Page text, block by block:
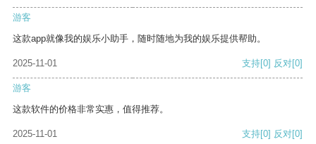
游客
这款app就像我的娱乐小助手，随时随地为我的娱乐提供帮助。
2025-11-01 支持[0] 反对[0]
游客
这款软件的价格非常实惠，值得推荐。
2025-11-01 支持[0] 反对[0]